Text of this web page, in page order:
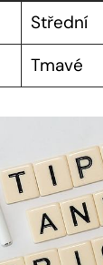
Střední
Tmavé